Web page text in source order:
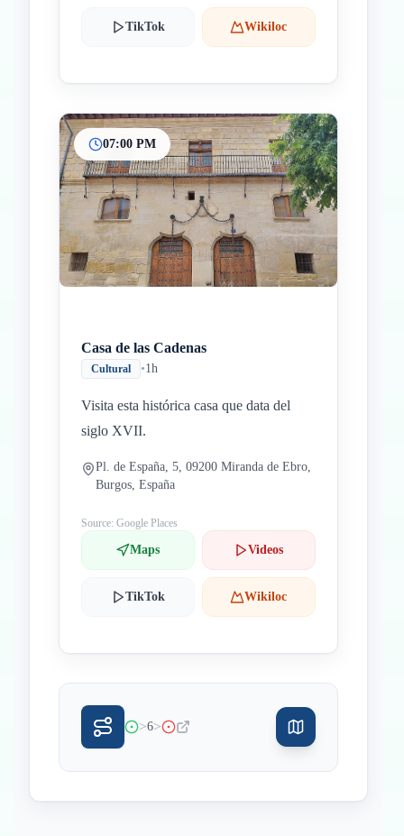
TikTok Wikiloc
07:00 PM
Casa de las Cadenas
Cultural •1h
Visita esta histórica casa que data del
siglo XVII.
Pl. de España, 5, 09200 Miranda de Ebro,
Burgos, España
Source: Google Places
Maps Videos
TikTok Wikiloc
>6>